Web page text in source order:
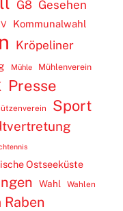
G8 Gesehen
Kommunalwahl
Kröpeliner
Mühle Mühlenverein
Presse
Sport
Ostseeküste
Wahl Wahlen
Raben